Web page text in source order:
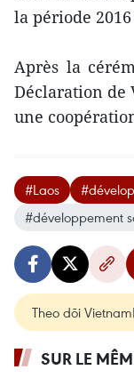
la ​période 2016
Après la
Déclaration de
une
#Laos
#développement
Theo dõi
SUR LE